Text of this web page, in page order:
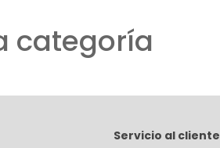
categoría
Servicio al cliente